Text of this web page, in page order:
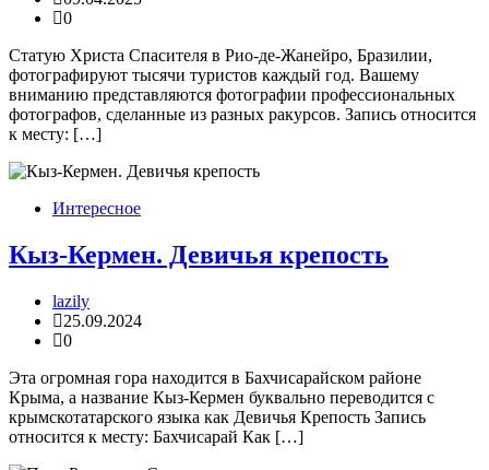
0
Статую Христа Спасителя в Рио-де-Жанейро, Бразилии,
фотографируют тысячи туристов каждый год. Вашему
вниманию представляются фотографии профессиональных
фотографов, сделанные из разных ракурсов. Запись относится
к месту: […]
Интересное
Кыз-Кермен. Девичья крепость
lazily
25.09.2024
0
Эта огромная гора находится в Бахчисарайском районе
Крыма, а название Кыз-Кермен буквально переводится с
крымскотатарского языка как Девичья Крепость Запись
относится к месту: Бахчисарай Как […]